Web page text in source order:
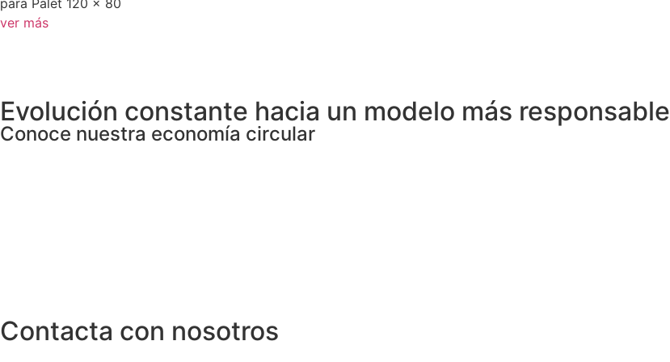
ver más
Evolución constante hacia un modelo más responsable
Conoce nuestra economía circular
Contacta con nosotros